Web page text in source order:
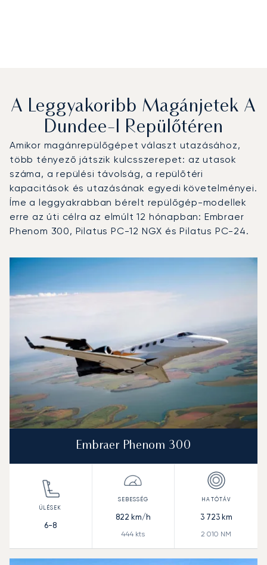
A Leggyakoribb Magánjetek A
Dundee-I Repülőtéren
Amikor magánrepülőgépet választ utazásához,
több tényező játszik kulcsszerepet: az utasok
száma, a repülési távolság, a repülőtéri
kapacitások és utazásának egyedi követelményei.
Íme a leggyakrabban bérelt repülőgép-modellek
erre az úti célra az elmúlt 12 hónapban: Embraer
Phenom 300, Pilatus PC-12 NGX és Pilatus PC-24.
Repülőgép fotója Repülőgép-típus
Sebesség (km/h)
Sebesség (csomó)
Hatótávolság (NM)
Embraer Phenom 300
6-8
822 km/h
444 kts
3 723km
2 010 NM